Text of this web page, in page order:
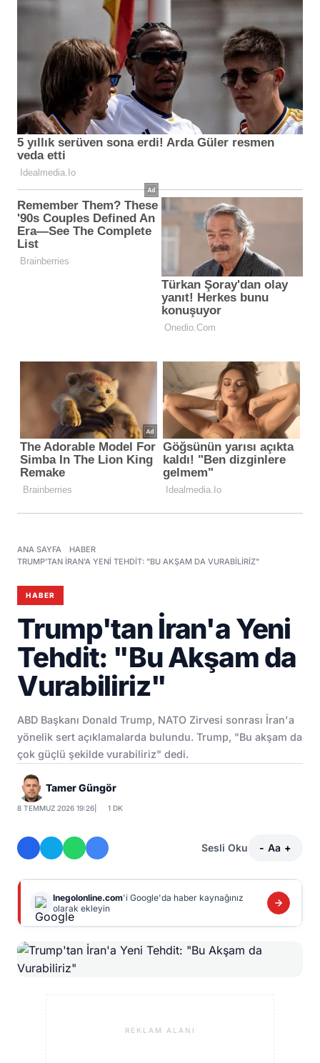
ANA SAYFA
HABER
TRUMP'TAN İRAN'A YENI TEHDIT: "BU AKŞAM DA VURABILIRIZ"
HABER
Trump'tan İran'a Yeni
Tehdit: "Bu Akşam da
Vurabiliriz"
ABD Başkanı Donald Trump, NATO Zirvesi sonrası İran'a
yönelik sert açıklamalarda bulundu. Trump, "Bu akşam da
çok güçlü şekilde vurabiliriz" dedi.
Tamer Güngör
8 TEMMUZ 2026 19:26 1 DK
Sesli Oku - Aa +
Inegolonline.com'i Google'da haber kaynağınız
olarak ekleyin
REKLAM ALANI